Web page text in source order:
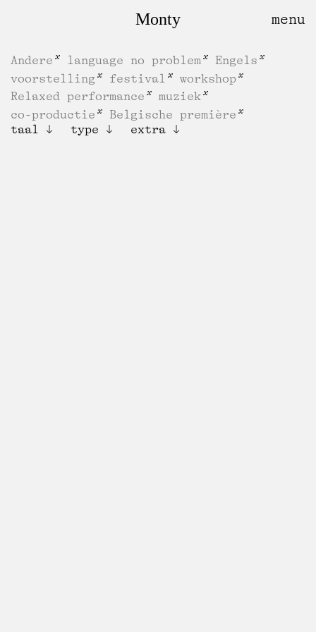
Monty
Andere language no problem
Engels
voorstelling
festival
workshop
Relaxed performance
muziek
co-productie
Belgische première
taal
type extra